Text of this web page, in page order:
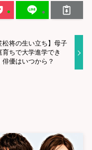
松将の生い立ち】母子
育ちで大学進学でき
俳優はいつから？